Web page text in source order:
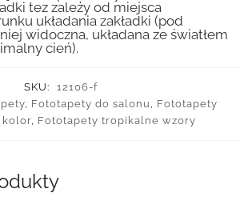
tez zależy od miejsca
układania zakładki (pod
widoczna, układana ze światłem
cień).
SKU:
12106-f
, Fototapety do salonu , Fototapety
kolor, Fototapety tropikalne wzory